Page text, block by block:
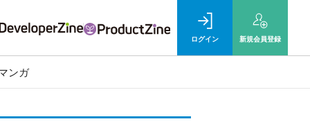
ログイン 新規会員登録
ンガ